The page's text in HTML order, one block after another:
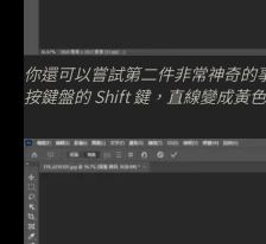
你還可以嘗試第二件非常神奇的
按鍵盤的 Shift 鍵，直線變成黃